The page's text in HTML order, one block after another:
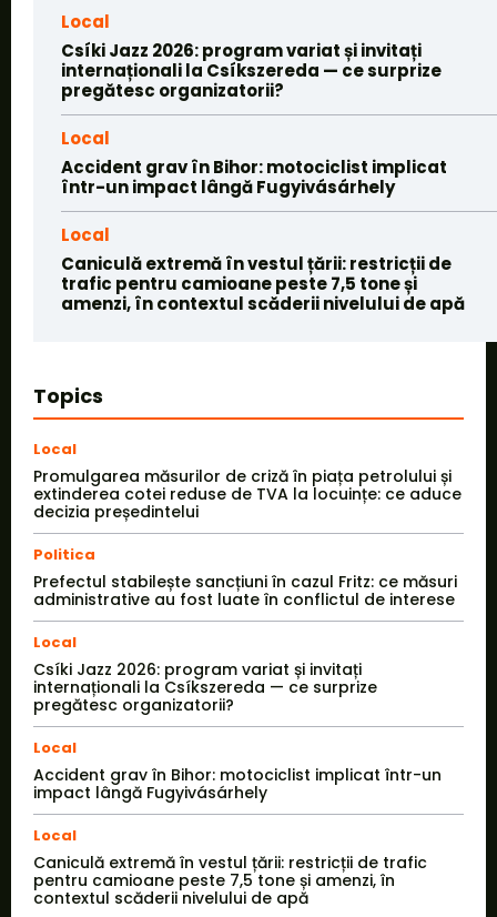
Local
Csíki Jazz 2026: program variat și invitați
internaționali la Csíkszereda — ce surprize
pregătesc organizatorii?
Local
Accident grav în Bihor: motociclist implicat
într-un impact lângă Fugyivásárhely
Local
Caniculă extremă în vestul țării: restricții de
trafic pentru camioane peste 7,5 tone și
amenzi, în contextul scăderii nivelului de apă
Topics
Local
Promulgarea măsurilor de criză în piața petrolului și
extinderea cotei reduse de TVA la locuințe: ce aduce
decizia președintelui
Politica
Prefectul stabilește sancțiuni în cazul Fritz: ce măsuri
administrative au fost luate în conflictul de interese
Local
Csíki Jazz 2026: program variat și invitați
internaționali la Csíkszereda — ce surprize
pregătesc organizatorii?
Local
Accident grav în Bihor: motociclist implicat într-un
impact lângă Fugyivásárhely
Local
Caniculă extremă în vestul țării: restricții de trafic
pentru camioane peste 7,5 tone și amenzi, în
contextul scăderii nivelului de apă